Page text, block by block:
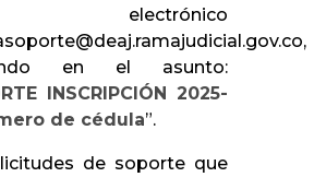
electrónico
en el asunto:
INSCRIPCIÓN 2025-
de cédula”.
de soporte que